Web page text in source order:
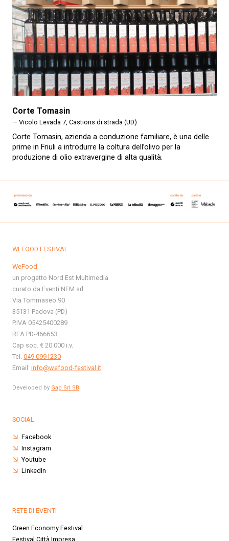
Corte Tomasin
— Vicolo Levada 7, Castions di strada (UD)
Corte Tomasin, azienda a conduzione familiare, è una delle
prime in Friuli a introdurre la coltura dell’olivo per la
produzione di olio extravergine di alta qualità.
WEFOOD FESTIVAL
WeFood
un progetto Nord Est Multimedia
curato da Eventi NEM srl
Via Tommaseo 90
35131 Padova (PD)
P.IVA 05425400289
REA PD-466653
Cap soc. € 20.000 i.v.
Tel. 049 0991230
Email: info@wefood-festival.it
Developed by Gag Srl SB
SOCIAL
Facebook
Instagram
Youtube
LinkedIn
RETE DI EVENTI
Green Economy Festival
Festival Città Impresa